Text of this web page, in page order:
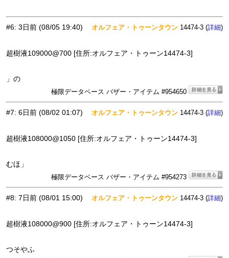
#6: 3日前 (08/05 19:40) オルフェア・トゥーンタウン 14474-3 (詳細)
超樹液109000@700 [住所:オルフェア・トゥーン14474-3]
」の
極限データベース バザー・アイテム #954650
#7: 6日前 (08/02 01:07) オルフェア・トゥーンタウン 14474-3 (詳細)
超樹液108000@1050 [住所:オルフェア・トゥーン14474-3]
むほ」
極限データベース バザー・アイテム #954273
#8: 7日前 (08/01 15:00) オルフェア・トゥーンタウン 14474-3 (詳細)
超樹液108000@900 [住所:オルフェア・トゥーン14474-3]
つそやふ